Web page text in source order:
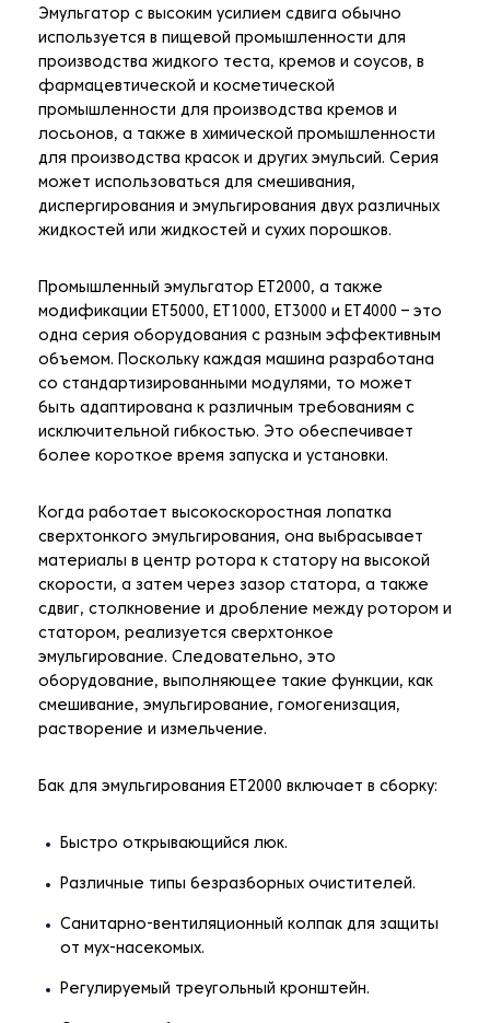
Эмульгатор с высоким усилием сдвига обычно
используется в пищевой промышленности для
производства жидкого теста, кремов и соусов, в
фармацевтической и косметической
промышленности для производства кремов и
лосьонов, а также в химической промышленности
для производства красок и других эмульсий. Серия
может использоваться для смешивания,
диспергирования и эмульгирования двух различных
жидкостей или жидкостей и сухих порошков.
Промышленный эмульгатор ET2000, а также
модификации ET5000, ET1000, ET3000 и ET4000 – это
одна серия оборудования с разным эффективным
объемом. Поскольку каждая машина разработана
со стандартизированными модулями, то может
быть адаптирована к различным требованиям с
исключительной гибкостью. Это обеспечивает
более короткое время запуска и установки.
Когда работает высокоскоростная лопатка
сверхтонкого эмульгирования, она выбрасывает
материалы в центр ротора к статору на высокой
скорости, а затем через зазор статора, а также
сдвиг, столкновение и дробление между ротором и
статором, реализуется сверхтонкое
эмульгирование. Следовательно, это
оборудование, выполняющее такие функции, как
смешивание, эмульгирование, гомогенизация,
растворение и измельчение.
Бак для эмульгирования ET2000 включает в сборку:
Быстро открывающийся люк.
Различные типы безразборных очистителей.
Санитарно-вентиляционный колпак для защиты
от мух-насекомых.
Регулируемый треугольный кронштейн.